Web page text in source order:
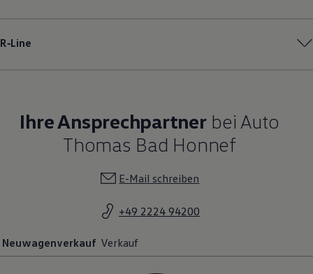
R‑Line
Ihre Ansprechpartnerbei Auto
Thomas Bad Honnef
E-Mail schreiben
+49 2224 94200
Neuwagenverkauf Verkauf